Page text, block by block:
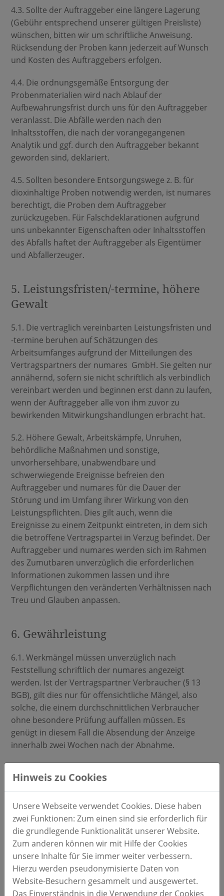
4.3. Sollte der Auftraggeber eine längere Lagerung
(Gebühr entsprechend unserer gültigen Preisliste)
wünschen, bitten wir um schriftliche Anweisung.
Rücksendung der Proben kann jederzeit auf Wunsch
und Kosten des Auftraggebers erfolgen.
4.4. Die ordnungsgemäße Entsorgung der
Probenmaterialien wird nach Ablauf der
Aufbewahrungsfrist durch uns für den Auftraggeber
veranlasst. Die Abfälle werden nach den
Inhaltsstoffen, die nach der vorangegangenen
Analytik und ggf. durch den Auftraggeber bekannt
geworden sind, deklariert.
4.5. Sollten besondere Entsorgungswege z. B. für
dioxinhaltige Proben notwendig werden, ist numares
berechtigt, die Proben dem Auftraggeber
zurückzugeben. Für Falschdeklarationen aufgrund
uns unbekannter Eigenschaften oder Inhaltsstoffen
des Abfalls haftet der Auftraggeber als Eigentümer
und Abfallerzeuger.
5. Leistungsfristen/-termine, höhere
Gewalt
5.1. Die vertraglich vereinbarten Leistungsfristen und
-termine beruhen auf Schätzungen des
Arbeitsumfanges aufgrund der Mitteilungen des
Vertragspartners der numares GmbH. Sie gelten nur
annähernd, sofern sie nicht schriftlich als verbindlich
vereinbart werden und beginnen erst dann zu laufen,
wenn der Auftraggeber alle von ihm zuvor zu
bewirkenden Mitwirkungshandlungen erbracht hat.
5.2. Höhere Gewalt, Arbeitskämpfe, Unruhen,
behördliche Maßnahmen und sonstige,
unvorhersehbare, unabwendbare und
schwerwiegende Ereignisse befreien den
Auftraggeber und numares für die Dauer der
Störung und im Umfang ihrer Wirkung von den
Leistungspflichten. Dies gilt auch, wenn die
Ereignisse zu einem Zeitpunkt eintreten, in dem sich
die betroffene Vertragspartei in Verzug befindet. Der
Auftraggeber und numares werden sich im Rahmen
des Zumutbaren unverzüglich die erforderlichen
Informationen zukommen lassen und ihre
Verpflichtungen den veränderten Verhältnissen nach
Treu und Glauben anpassen.
6. Gewährleistung
6.1. Werkmängel müssen unverzüglich nach
Feststellung schriftlich der numares angezeigt
werden. Ist der Vertragspartner Verbraucher (§ 13
BGB), gilt dies nur für offensichtliche Mängel, also
solche, die einem durchschnittlichen Verbraucher
ohne besondere Prüfung auffallen müssen. Es
genügt in diesem Fall die Absendung der Anzeige
innerhalb zwei Wochen nach der Abnahme.
zunächst nur kostenlose Nachbesserung der
mangelhaften Werkleistung verlangen
(Mangelbeseitigung). Wird nicht innerhalb
angemessener Zeit nachgebessert oder schlägt die
Nachbesserung fehl, kann der Vertragspartner nach
seiner Wahl vom Vertrag zurücktreten oder die
Vergütung mindern.
6.3. Die Verjährungsfrist für
Gewährleistungsansprüche beträgt ein Jahr ab
Hinweis zu Cookies
Unsere Webseite verwendet Cookies. Diese haben
zwei Funktionen: Zum einen sind sie erforderlich für
die grundlegende Funktionalität unserer Website.
Zum anderen können wir mit Hilfe der Cookies
unsere Inhalte für Sie immer weiter verbessern.
Hierzu werden pseudonymisierte Daten von
Website-Besuchern gesammelt und ausgewertet.
Das Einverständnis in die Verwendung der Cookies